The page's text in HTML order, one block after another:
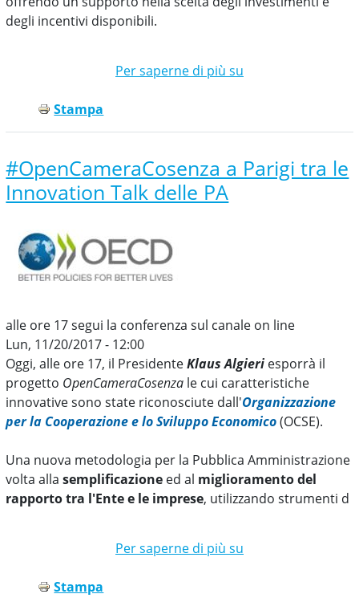
degli incentivi disponibili.
Per saperne di più su
al
il
Stampa
#OpenCameraCosenza a Parigi tra le
Innovation Talk delle PA
alle ore 17 segui la conferenza sul canale on line
Lun, 11/20/2017 - 12:00
Oggi, alle ore 17, il PresidenteKlaus Algieri esporrà il
progetto OpenCameraCosenza le cui caratteristiche
innovative sono state riconosciute dall'Organizzazione
per la Cooperazione e lo Sviluppo Economico(OCSE).
Una nuova metodologia per la Pubblica Amministrazione
volta allasemplificazione ed al miglioramento del
rapporto tra l'Ente e le imprese, utilizzando strumenti d
Per saperne di più su
Stampa